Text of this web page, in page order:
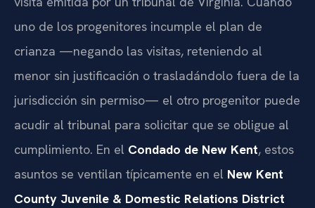
uno de los progenitores incumple el plan de
crianza —negando las visitas, reteniendo al
menor sin justificación o trasladándolo fuera de la
jurisdicción sin permiso— el otro progenitor puede
acudir al tribunal para solicitar que se obligue al
cumplimiento. En el Condado de New Kent, estos
asuntos se ventilan típicamente en el New Kent
County Juvenile & Domestic Relations District